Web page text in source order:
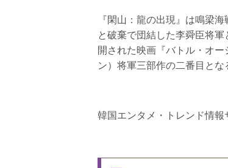
『閑山：龍の出現』は鳴梁
と破棄で団結した李舜臣将
開された映画『バトル・オ
ン）将軍三部作の二番目とな
韓国エンタメ・トレンド情報